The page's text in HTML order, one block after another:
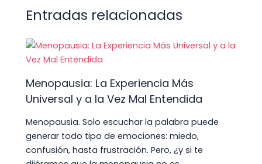
p
p
o
k
n ms
Entradas relacionadas
Menopausia: La Experiencia Más
Universal y a la Vez Mal Entendida
Menopausia. Solo escuchar la palabra puede
generar todo tipo de emociones: miedo,
confusión, hasta frustración. Pero, ¿y si te